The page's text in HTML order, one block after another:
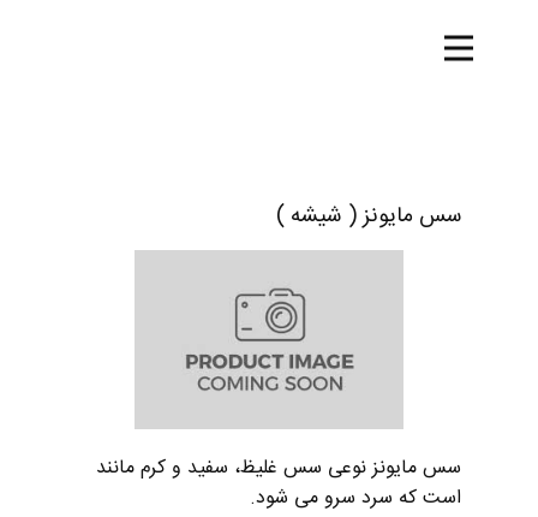
سس مایونز ( شیشه )
سس مایونز نوعی سس غلیظ، سفید و کرم مانند
است که سرد سرو می شود.